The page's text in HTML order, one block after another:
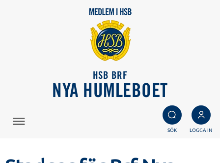
HSB BRF
NYA HUMLEBOET
SÖK LOGGA IN